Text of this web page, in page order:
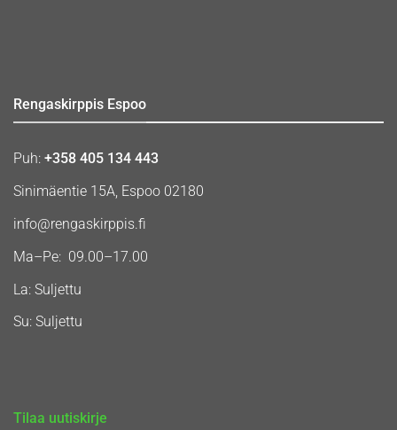
Rengaskirppis Espoo
Puh: +358 405 134 443
Sinimäentie 15A, Espoo 02180
info@rengaskirppis.fi
Ma–Pe: 09.00–17.00
La: Suljettu
Su: Suljettu
Tilaa uutiskirje